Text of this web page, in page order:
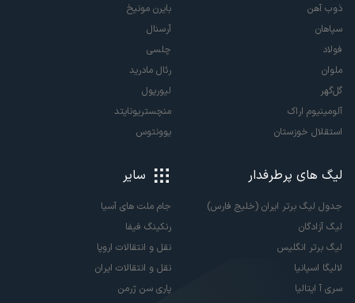
ذوب آهن
سپاهان
فولاد
ملوان
گل‌گهر
آلومینیوم اراک
استقلال خوزستان
بایرن مونیخ
آرسنال
چلسی
رئال مادرید
لیورپول
منچستریونایتد
یوونتوس
لیگ های پرطرفدار
جدول لیگ برتر ایران (خلیج فارس)
لیگ آزادگان
لیگ برتر انگلیس
لالیگا اسپانیا
سری آ ایتالیا
سایر
جام ملت های آسیا
رنکینگ فیفا
نقل و انتقالات اروپا
نقل و انتقالات ایران
پاری سن ژرمن